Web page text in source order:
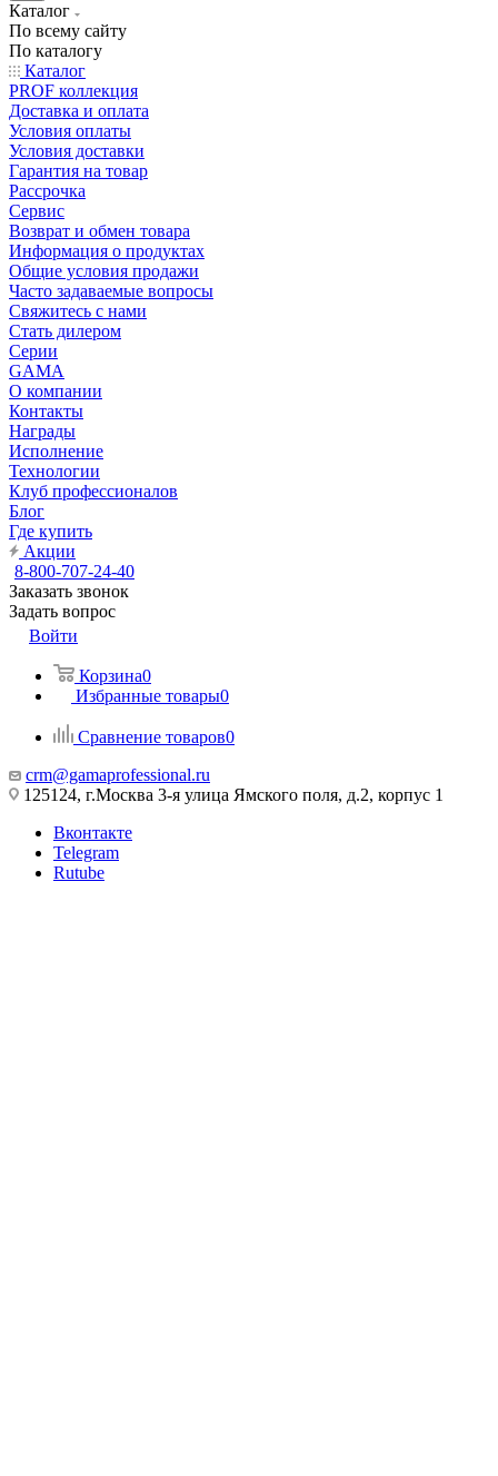
Каталог
По всему сайту
По каталогу
Каталог
PROF коллекция
Доставка и оплата
Условия оплаты
Условия доставки
Гарантия на товар
Рассрочка
Сервис
Возврат и обмен товара
Информация о продуктах
Общие условия продажи
Часто задаваемые вопросы
Свяжитесь с нами
Стать дилером
Серии
GAMA
О компании
Контакты
Награды
Исполнение
Технологии
Клуб профессионалов
Блог
Где купить
Акции
8-800-707-24-40
Заказать звонок
Задать вопрос
Войти
Корзина0
Избранные товары0
Сравнение товаров0
crm@gamaprofessional.ru
125124, г.Москва 3-я улица Ямского поля, д.2, корпус 1
Вконтакте
Telegram
Rutube